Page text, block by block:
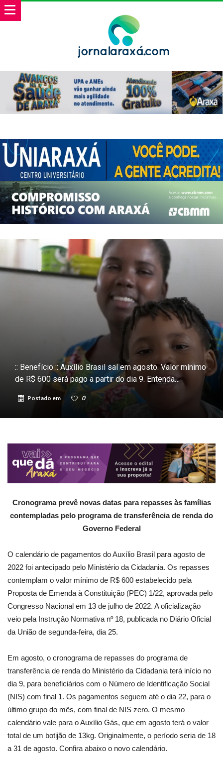
:: Benefício :: Auxílio Brasil saí em agosto. Valor mínimo
de R$ 600 será pago a partir do dia 9. Entenda…
Postado em 0
Cronograma prevê novas datas para repasses às famílias
contempladas pelo programa de transferência de renda do
Governo Federal
O calendário de pagamentos do Auxílio Brasil para agosto de
2022 foi antecipado pelo Ministério da Cidadania. Os repasses
contemplam o valor mínimo de R$ 600 estabelecido pela
Proposta de Emenda à Constituição (PEC) 1/22, aprovada pelo
Congresso Nacional em 13 de julho de 2022. A oficialização
veio pela Instrução Normativa nº 18, publicada no Diário Oficial
da União de segunda-feira, dia 25.
Em agosto, o cronograma de repasses do programa de
transferência de renda do Ministério da Cidadania terá início no
dia 9, para beneficiários com o Número de Identificação Social
(NIS) com final 1. Os pagamentos seguem até o dia 22, para o
último grupo do mês, com final de NIS zero. O mesmo
calendário vale para o Auxílio Gás, que em agosto terá o valor
total de um botijão de 13kg. Originalmente, o período seria de 18
a 31 de agosto. Confira abaixo o novo calendário.